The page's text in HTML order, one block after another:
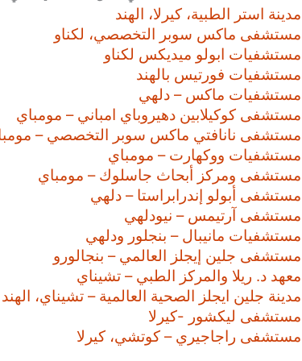
مدينة استر الطبية، كيرلا، الهند
مستشفى ماكس سوبر التخصصي، لكناو
مستشفيات ابولو ميديكس لكناو
مستشفيات فورتيس بالهند
مستشفيات ماكس – دلهي
مستشفى كوكيلابين دهيروباي امباني – مومباي
مستشفى نانافتي ماكس سوبر التخصصي –
مستشفيات ووكهارت – مومباي
مستشفى ومركز أبحاث جاسلوك – مومباي
مستشفى أبولو إندرابراستا – دلهي
مستشفى آرتيمس – نيودلهي
مستشفيات مانيبال – بنجلور ودلهي
مستشفى جلين إيجلز العالمي – بنجالورو
معهد د. ريلا والمركز الطبي – تشيناي
مدينة جلين ايجلز الصحية العالمية – تشيناي، الهند
مستشفى ليكشور -كيرلا
مستشفى راجاجيري – كوتشي، كيرلا